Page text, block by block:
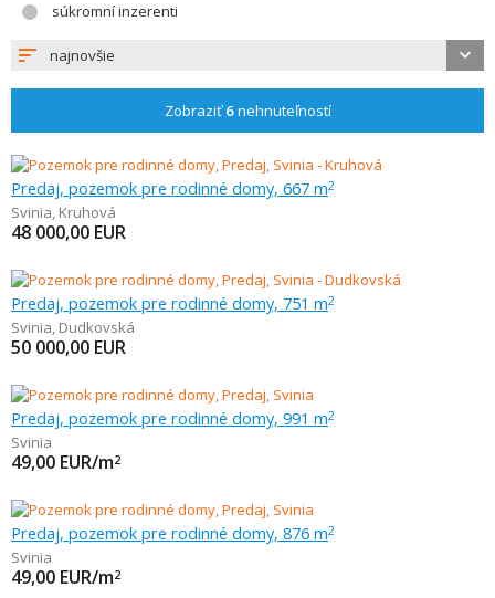
súkromní inzerenti
najnovšie
Zobraziť6nehnuteľností
Predaj, pozemok pre rodinné domy, 667 m2
Svinia, Kruhová
48 000,00 EUR
Predaj, pozemok pre rodinné domy, 751 m2
Svinia, Dudkovská
50 000,00 EUR
Predaj, pozemok pre rodinné domy, 991 m2
Svinia
49,00 EUR/m2
Predaj, pozemok pre rodinné domy, 876 m2
Svinia
49,00 EUR/m2